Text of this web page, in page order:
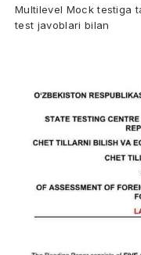
Multilevel Mock testiga
test javoblari bilan